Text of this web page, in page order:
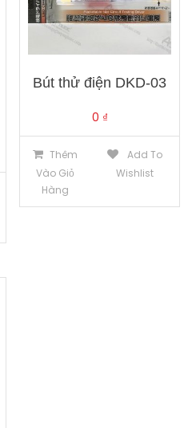
Bút thử điện DKD-03
0 ₫
Thêm
Vào Giỏ
Hàng
Add To
Wishlist